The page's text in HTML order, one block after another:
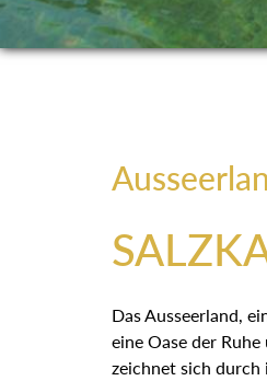
Das Ausseerland,
eine Oase der
zeichnet sich durch